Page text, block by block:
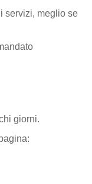
servizi, meglio se
giorni.